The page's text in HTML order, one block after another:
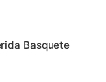
Basquete